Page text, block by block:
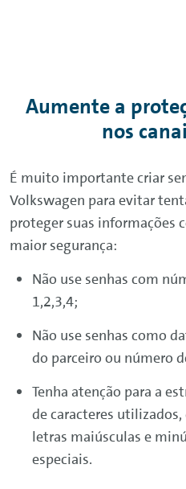
Aumente a
nos
É muito importante criar
Volkswagen para evitar
proteger suas informações
maior segurança:
Não use senhas com
1,2,3,4;
Não use senhas como
do parceiro ou número
Tenha atenção para a
de caracteres
letras maiúsculas e
especiais.